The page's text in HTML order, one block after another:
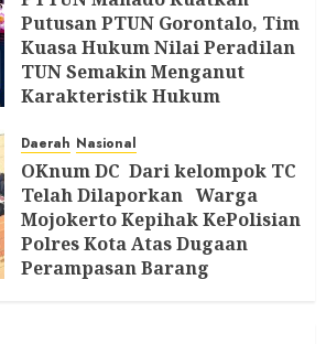
Putusan PTUN Gorontalo, Tim
Kuasa Hukum Nilai Peradilan
TUN Semakin Menganut
Karakteristik Hukum
5 AGUSTUS 2026
Daerah Nasional
OKnum DC Dari kelompok TC
Telah Dilaporkan Warga
Mojokerto Kepihak KePolisian
Polres Kota Atas Dugaan
Perampasan Barang